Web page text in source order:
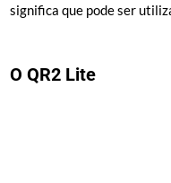
significa que pode ser
O QR2 Lite